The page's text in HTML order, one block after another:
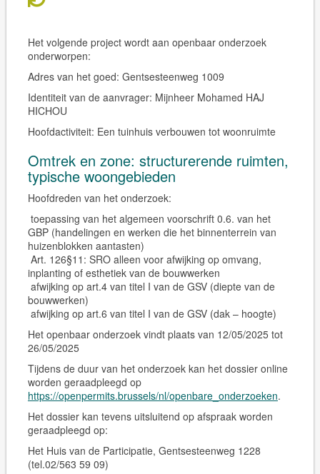
Het volgende project wordt aan openbaar onderzoek
onderworpen:
Adres van het goed: Gentsesteenweg 1009
Identiteit van de aanvrager: Mijnheer Mohamed HAJ
HICHOU
Hoofdactiviteit: Een tuinhuis verbouwen tot woonruimte
Omtrek en zone: structurerende ruimten,
typische woongebieden
Hoofdreden van het onderzoek:
toepassing van het algemeen voorschrift 0.6. van het
GBP (handelingen en werken die het binnenterrein van
huizenblokken aantasten)
Art. 126§11: SRO alleen voor afwijking op omvang,
inplanting of esthetiek van de bouwwerken
afwijking op art.4 van titel I van de GSV (diepte van de
bouwwerken)
afwijking op art.6 van titel I van de GSV (dak – hoogte)
Het openbaar onderzoek vindt plaats van 12/05/2025 tot
26/05/2025
Tijdens de duur van het onderzoek kan het dossier online
worden geraadpleegd op
https://openpermits.brussels/nl/openbare_onderzoeken.
Het dossier kan tevens uitsluitend op afspraakworden
geraadpleegd op:
Het Huis van de Participatie, Gentsesteenweg 1228
(tel.02/563 59 09)